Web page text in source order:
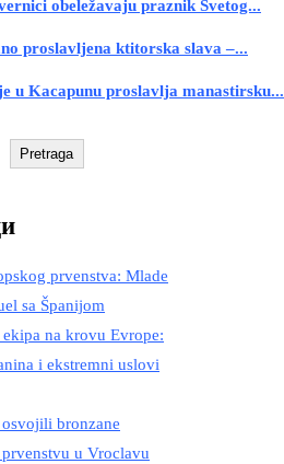
obeležavaju praznik Svetog...
proslavljena ktitorska slava –...
u Kacapunu proslavlja manastirsku...
Pretraga
prvenstva: Mlade
sa Španijom
na krovu Evrope:
i ekstremni uslovi
bronzane
u Vroclavu